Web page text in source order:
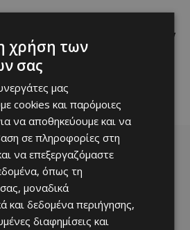
Τουριστική Έκταση στην
Ζώνη Αλαμινού με
Ξενοδοχειακή
και Πανοραμική Θέα της
06/08/2026
- Επικαιρότητα
σε Matan Hozez
05/08/2026
χρήση των
σας
μας
cookies και παρόμοιες
να αποθηκεύουμε και να
σε πληροφορίες στη
να επεξεργαζόμαστε
όπως τη
μοναδικά
και δεδομένα περιήγησης,
διαφημίσεις και